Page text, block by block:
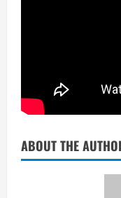
ABOUT THE